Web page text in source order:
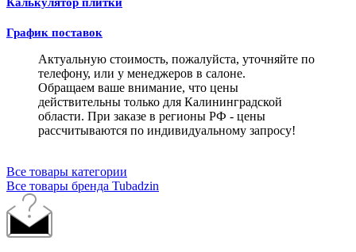
График поставок
Актуальную стоимость, пожалуйста, уточняйте по
телефону, или у менеджеров в салоне.
Обращаем ваше внимание, что цены
действительны только для Калининградской
области. При заказе в регионы РФ - цены
рассчитываются по индивидуальному запросу!
Все товары категории
Все товары бренда Tubadzin